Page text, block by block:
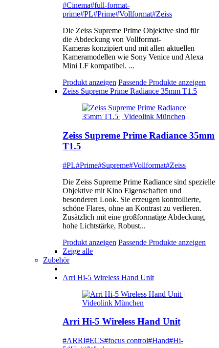
#Cinema#full-format-
prime#PL#Prime#Vollformat#Zeiss
Die Zeiss Supreme Prime Objektive sind für
die Abdeckung von Vollformat-
Kameras konzipiert und mit allen aktuellen
Kameramodellen wie Sony Venice und Alexa
Mini LF kompatibel. ...
Produkt anzeigen Passende Produkte anzeigen
Zeiss Supreme Prime Radiance 35mm T1.5
Zeiss Supreme Prime Radiance 35mm
T1.5
#PL#Prime#Supreme#Vollformat#Zeiss
Die Zeiss Supreme Prime Radiance sind spezielle
Objektive mit Kino Eigenschaften und
besonderen Look. Sie erzeugen kontrollierte,
schöne Flares, ohne an Kontrast zu verlieren.
Zusätzlich mit eine großformatige Abdeckung,
hohe Lichtstärke, Robust...
Produkt anzeigen Passende Produkte anzeigen
Zeige alle
Zubehör
Arri Hi-5 Wireless Hand Unit
Arri Hi-5 Wireless Hand Unit
#ARRI#ECS#focus control#Hand#Hi-